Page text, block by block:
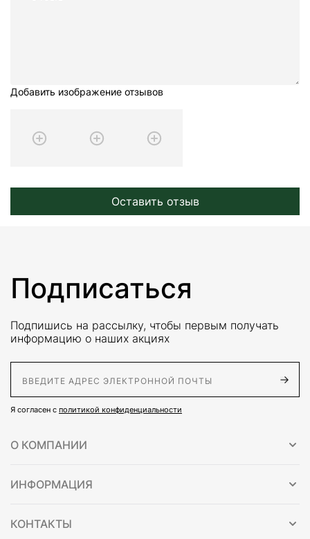
Добавить изображение отзывов
Оставить отзыв
Подписаться
Подпишись на рассылку, чтобы первым получать
информацию о наших акциях
Я согласен с политикой конфиденциальности
О КОМПАНИИ
ИНФОРМАЦИЯ
КОНТАКТЫ